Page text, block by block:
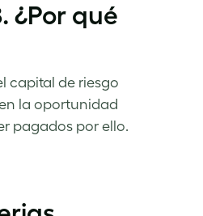
¿Por qué
capital de riesgo
la oportunidad
pagados por ello.